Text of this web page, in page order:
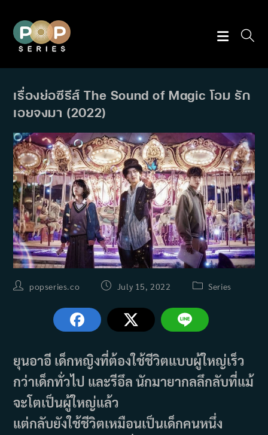
content
เรื่องย่อซีรีส์ The Sound of Magic โอม รัก
เอยจงมา (2022)
Postpopseries.co
Post July 15, 2022
PostSeries
ยุนอาอี เด็กหญิงที่ต้องใช้ชีวิตแบบผู้ใหญ่เร็ว
กว่าเด็กทั่วไป และรีอึล นักมายากลลึกลับที่แม้
จะโตเป็นผู้ใหญ่แล้ว
แต่กลับยังใช้ชีวิตเหมือนเป็นเด็กคนหนึ่ง